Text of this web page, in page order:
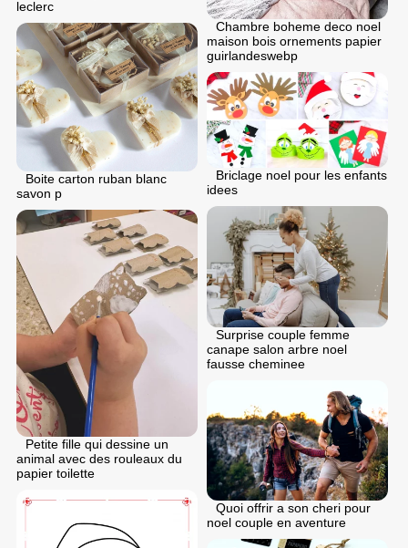
Chambre boheme deco noel
maison bois ornements papier
guirlandeswebp
leclerc
Boite carton ruban blanc
savon p
Briclage noel pour les enfants
idees
Surprise couple femme
canape salon arbre noel
fausse cheminee
Petite fille qui dessine un
animal avec des rouleaux du
papier toilette
Quoi offrir a son cheri pour
noel couple en aventure